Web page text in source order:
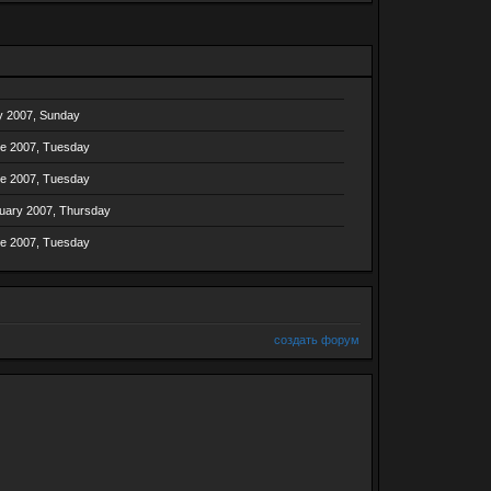
2007, Sunday
2007, Tuesday
2007, Tuesday
2007, Thursday
2007, Tuesday
создать форум